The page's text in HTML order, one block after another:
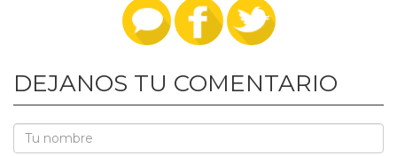
DEJANOS TU COMENTARIO